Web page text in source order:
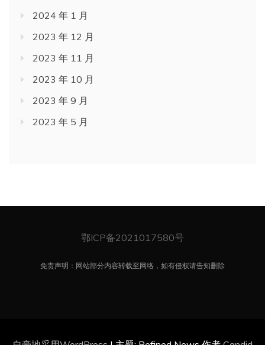
2024 年 1 月
2023 年 12 月
2023 年 11 月
2023 年 10 月
2023 年 9 月
2023 年 5 月
鄂ICP备2021017580号
免责声明：网站部分内容转载至网络，如有侵权请告知删除